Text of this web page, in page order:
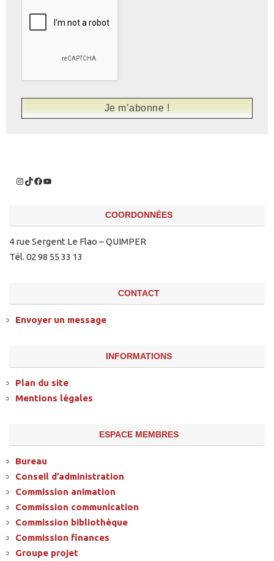
COORDONNÉES
4 rue Sergent Le Flao – QUIMPER
Tél. 02 98 55 33 13
CONTACT
Envoyer un message
INFORMATIONS
Plan du site
Mentions légales
ESPACE MEMBRES
Bureau
Conseil d’administration
Commission animation
Commission communication
Commission bibliothèque
Commission finances
Groupe projet